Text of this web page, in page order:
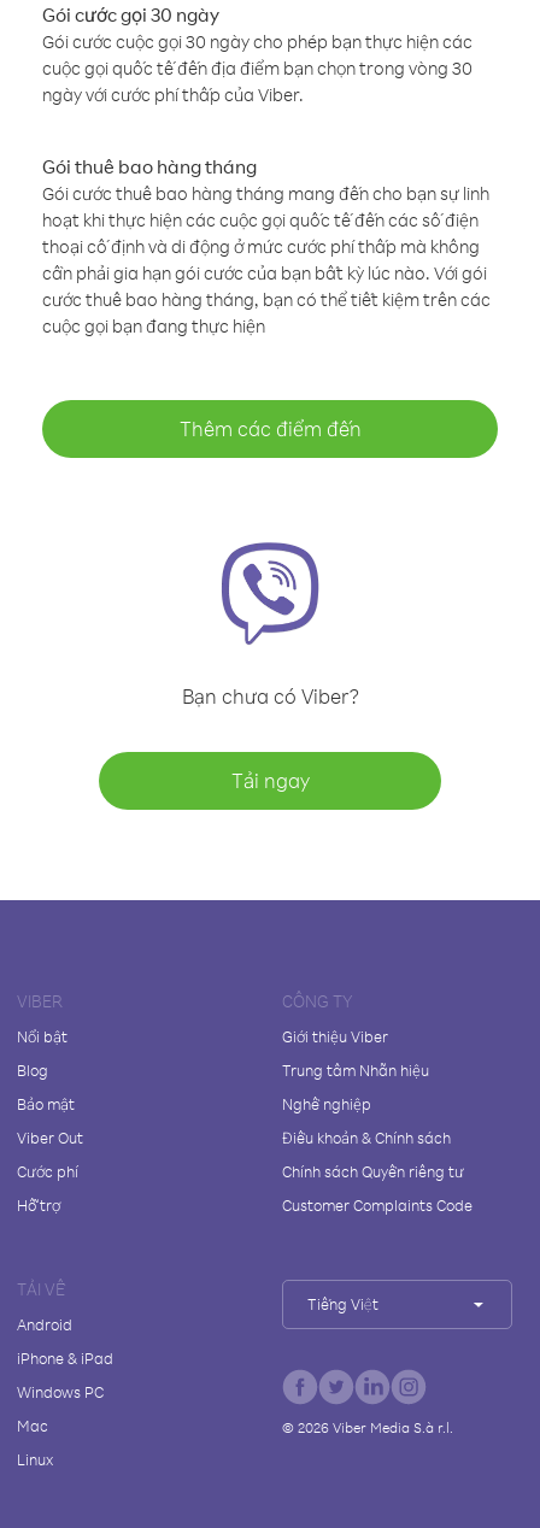
Gói cước gọi 30 ngày
Gói cước cuộc gọi 30 ngày cho phép bạn thực hiện các
cuộc gọi quốc tế đến địa điểm bạn chọn trong vòng 30
ngày với cước phí thấp của Viber.
Gói thuê bao hàng tháng
Gói cước thuê bao hàng tháng mang đến cho bạn sự linh
hoạt khi thực hiện các cuộc gọi quốc tế đến các số điện
thoại cố định và di động ở mức cước phí thấp mà không
cần phải gia hạn gói cước của bạn bất kỳ lúc nào. Với gói
cước thuê bao hàng tháng, bạn có thể tiết kiệm trên các
cuộc gọi bạn đang thực hiện
Thêm các điểm đến
Bạn chưa có Viber?
Tải ngay
VIBER
Nổi bật
Blog
Bảo mật
Viber Out
Cước phí
Hỗ trợ
CÔNG TY
Giới thiệu Viber
Trung tâm Nhãn hiệu
Nghề nghiệp
Điều khoản & Chính sách
Chính sách Quyền riêng tư
Customer Complaints Code
TẢI VỀ
Android
iPhone & iPad
Windows PC
Mac
Linux
Tiếng Việt
© 2026Viber Media S.à r.l.